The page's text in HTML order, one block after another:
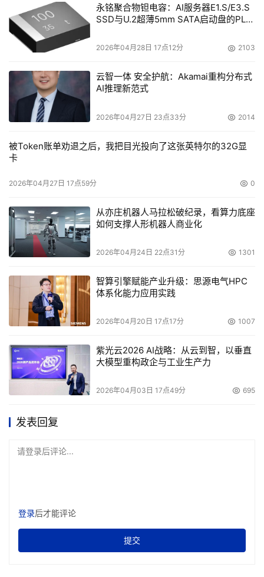
永铭聚合物钽电容：AI服务器E1.S/E3.S
SSD与U.2超薄5mm SATA启动盘的PLP
2026年04月28日 17点12分 2103
云智一体 安全护航：Akamai重构分布式
AI推理新范式
2026年04月27日 23点33分 2014
被Token账单劝退之后，我把目光投向了这张英特尔的32G显
卡
2026年04月27日 17点59分 0
从亦庄机器人马拉松破纪录，看算力底座
如何支撑人形机器人商业化
2026年04月24日 22点31分 1301
智算引擎赋能产业升级：思源电气HPC
体系化能力应用实践
2026年04月20日 17点17分 1007
紫光云2026 AI战略：从云到智，以垂直
大模型重构政企与工业生产力
2026年04月03日 17点49分 695
发表回复
请登录后评论...
登录后才能评论
提交